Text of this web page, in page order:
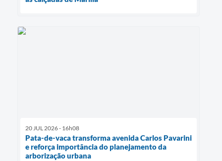
20 JUL 2026 - 16h08
Pata-de-vaca transforma avenida Carlos Pavarini
e reforça importância do planejamento da
arborização urbana